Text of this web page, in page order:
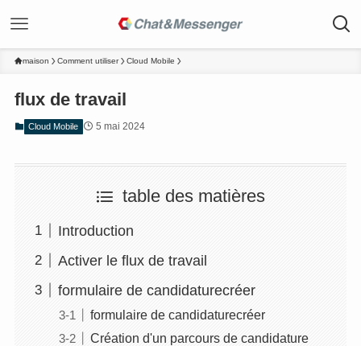
maison Comment utiliser Cloud Mobile
flux de travail
Cloud Mobile 5 mai 2024
table des matières
Introduction
Activer le flux de travail
formulaire de candidaturecréer
formulaire de candidaturecréer
Création d'un parcours de candidature